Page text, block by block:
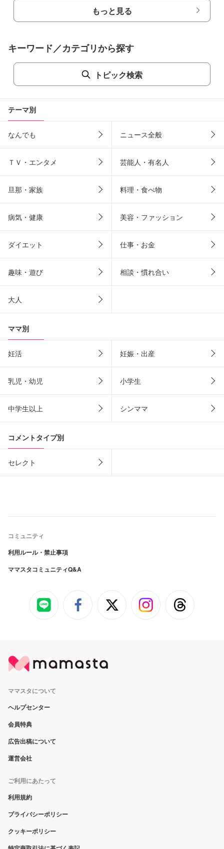
もっと見る
キーワード／カテゴリから探す
トピック検索
テーマ別
なんでも ニュース全般
ＴＶ・エンタメ 芸能人・有名人
旦那・家族 料理・食べ物
病気・健康 美容・ファッション
ダイエット 仕事・お金
趣味・遊び 相談・慣れ合い
大人
ママ別
妊活 妊娠・出産
乳児・幼児 小学生
中学生以上 シンママ
コメントタイプ別
セレクト
コミュニティ
利用ルール・禁止事項
ママスタコミュニティQ&A
ママスタについて
ヘルプセンター
会員特典
広告出稿について
運営会社
ご利用にあたって
利用規約
プライバシーポリシー
クッキーポリシー